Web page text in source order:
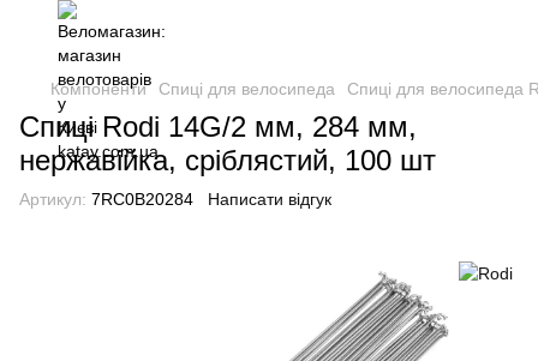
Компоненти Спиці для велосипеда Спиці для велосипеда
Спиці Rodi 14G/2 мм, 284 мм,
нержавійка, сріблястий, 100 шт
Артикул: 7RC0B20284 Написати відгук